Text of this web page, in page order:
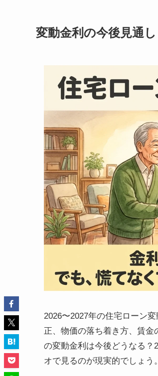
変動金利の今後見通
2026〜2027年の住宅ローン
正、物価の落ち着き方、賃
の変動金利は今後どうなる？
オで見るのが現実的でしょう。